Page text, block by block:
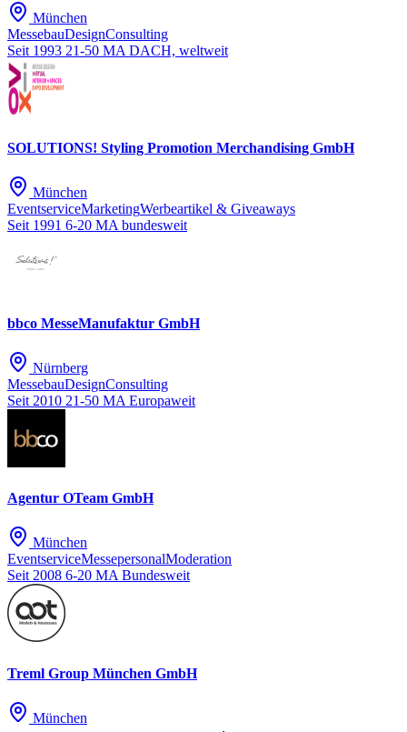
München
MessebauDesignConsulting
Seit 1993 21-50 MA DACH, weltweit
SOLUTIONS! Styling Promotion Merchandising GmbH
München
EventserviceMarketingWerbeartikel & Giveaways
Seit 1991 6-20 MA bundesweit
bbco MesseManufaktur GmbH
Nürnberg
MessebauDesignConsulting
Seit 2010 21-50 MA Europaweit
Agentur OTeam GmbH
München
EventserviceMessepersonalModeration
Seit 2008 6-20 MA Bundesweit
Treml Group München GmbH
München